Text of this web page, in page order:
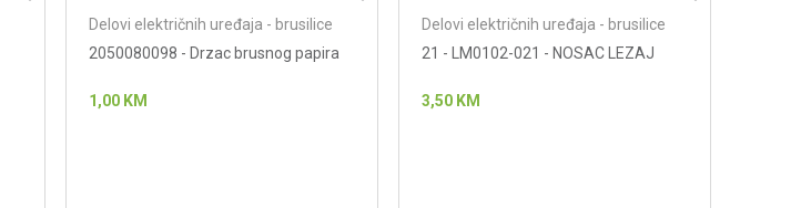
Delovi električnih uređaja - brusilice
2050080098 - Drzac brusnog papira
1,00 KM
Delovi električnih uređaja - brusilice
21 - LM0102-021 - NOSAC LEZAJ
3,50 KM